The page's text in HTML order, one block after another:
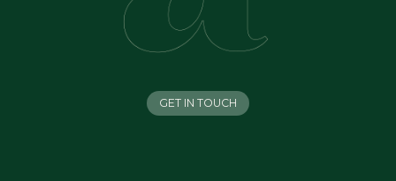
GET IN TOUCH